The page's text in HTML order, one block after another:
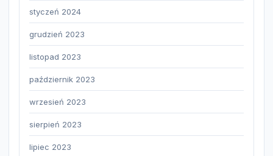
styczeń 2024
grudzień 2023
listopad 2023
październik 2023
wrzesień 2023
sierpień 2023
lipiec 2023